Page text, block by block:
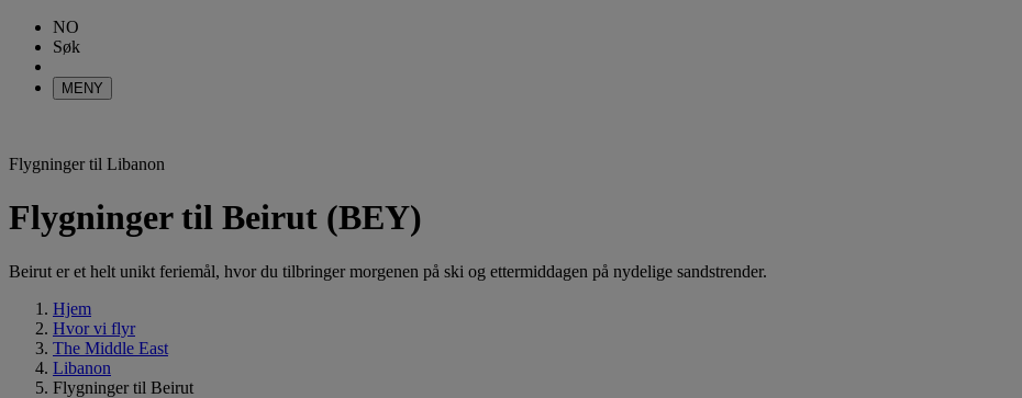
NO
Søk
MENY
Flygninger til Libanon
Flygninger til Beirut (BEY)
Beirut er et helt unikt feriemål, hvor du tilbringer morgenen på ski og ettermiddagen på nydelige sandstrender.
Hjem
Hvor vi flyr
The Middle East
Libanon
Flygninger til Beirut